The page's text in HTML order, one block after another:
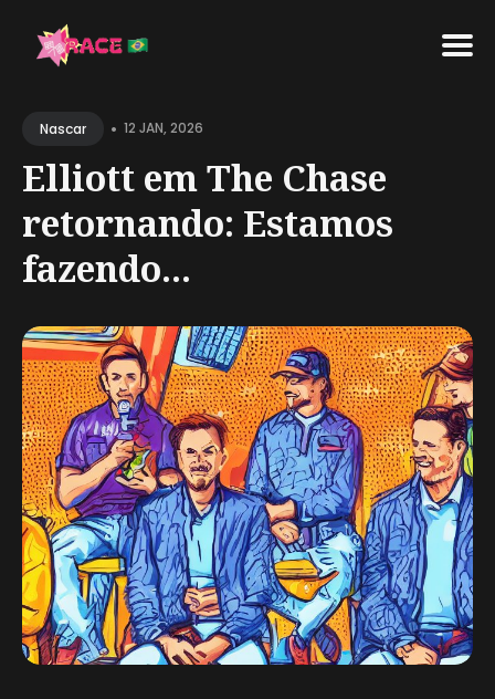
for
Nascar • 12 JAN, 2026
Elliott em The Chase
retornando: Estamos
fazendo...